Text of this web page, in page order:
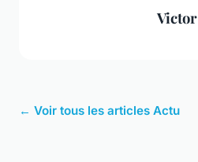
Victor
← Voir tous les articles Actu